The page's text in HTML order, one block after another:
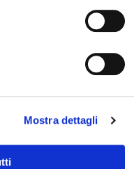
Mostra dettagli
da € 4.795